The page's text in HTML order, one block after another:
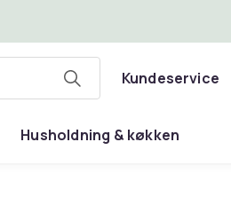
Kundeservice
Husholdning & køkken